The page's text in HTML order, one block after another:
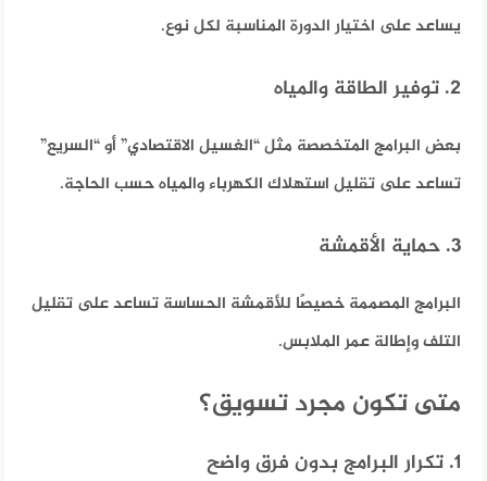
يساعد على اختيار الدورة المناسبة لكل نوع.
2. توفير الطاقة والمياه
بعض البرامج المتخصصة مثل “الغسيل الاقتصادي” أو “السريع”
تساعد على تقليل استهلاك الكهرباء والمياه حسب الحاجة.
3. حماية الأقمشة
البرامج المصممة خصيصًا للأقمشة الحساسة تساعد على تقليل
التلف وإطالة عمر الملابس.
متى تكون مجرد تسويق؟
1. تكرار البرامج بدون فرق واضح